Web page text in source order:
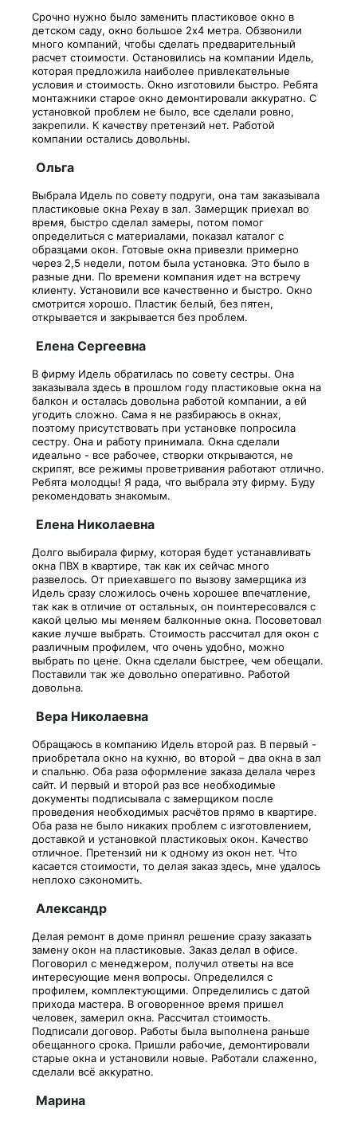
Срочно нужно было заменить пластиковое окно в
детском саду, окно большое 2х4 метра. Обзвонили
много компаний, чтобы сделать предварительный
расчет стоимости. Остановились на компании Идель,
которая предложила наиболее привлекательные
условия и стоимость. Окно изготовили быстро. Ребята
монтажники старое окно демонтировали аккуратно. С
установкой проблем не было, все сделали ровно,
закрепили. К качеству претензий нет. Работой
компании остались довольны.
Ольга
Выбрала Идель по совету подруги, она там заказывала
пластиковые окна Рехау в зал. Замерщик приехал во
время, быстро сделал замеры, потом помог
определиться с материалами, показал каталог с
образцами окон. Готовые окна привезли примерно
через 2,5 недели, потом была установка. Это было в
разные дни. По времени компания идет на встречу
клиенту. Установили все качественно и быстро. Окно
смотрится хорошо. Пластик белый, без пятен,
открывается и закрывается без проблем.
Елена Сергеевна
В фирму Идель обратилась по совету сестры. Она
заказывала здесь в прошлом году пластиковые окна на
балкон и осталась довольна работой компании, а ей
угодить сложно. Сама я не разбираюсь в окнах,
поэтому присутствовать при установке попросила
сестру. Она и работу принимала. Окна сделали
идеально - все рабочее, створки открываются, не
скрипят, все режимы проветривания работают отлично.
Ребята молодцы! Я рада, что выбрала эту фирму. Буду
рекомендовать знакомым.
Елена Николаевна
Долго выбирала фирму, которая будет устанавливать
окна ПВХ в квартире, так как их сейчас много
развелось. От приехавшего по вызову замерщика из
Идель сразу сложилось очень хорошее впечатление,
так как в отличие от остальных, он поинтересовался с
какой целью мы меняем балконные окна. Посоветовал
какие лучше выбрать. Стоимость рассчитал для окон с
различным профилем, что очень удобно, можно
выбрать по цене. Окна сделали быстрее, чем обещали.
Поставили так же довольно оперативно. Работой
довольна.
Вера Николаевна
Обращаюсь в компанию Идель второй раз. В первый -
приобретала окно на кухню, во второй – два окна в зал
и спальню. Оба раза оформление заказа делала через
сайт. И первый и второй раз все необходимые
документы подписывала с замерщиком после
проведения необходимых расчётов прямо в квартире.
Оба раза не было никаких проблем с изготовлением,
доставкой и установкой пластиковых окон. Качество
отличное. Претензий ни к одному из окон нет. Что
касается стоимости, то делая заказ здесь, мне удалось
неплохо сэкономить.
Александр
Делая ремонт в доме принял решение сразу заказать
замену окон на пластиковые. Заказ делал в офисе.
Поговорил с менеджером, получил ответы на все
интересующие меня вопросы. Определился с
профилем, комплектующими. Определились с датой
прихода мастера. В оговоренное время пришел
человек, замерил окна. Рассчитал стоимость.
Подписали договор. Работы была выполнена раньше
обещанного срока. Пришли рабочие, демонтировали
старые окна и установили новые. Работали слаженно,
сделали всё аккуратно.
Марина